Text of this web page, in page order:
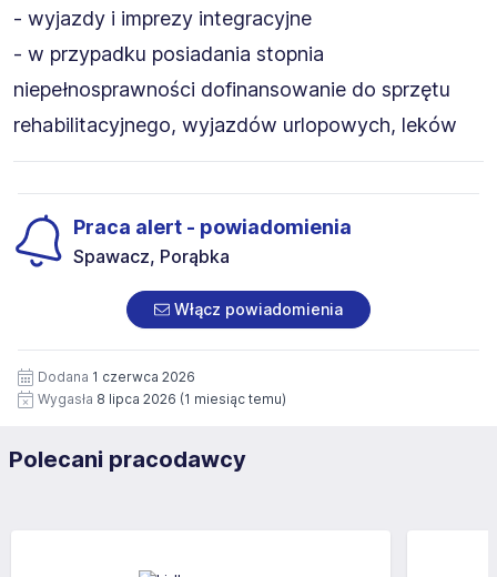
- wyjazdy i imprezy integracyjne
- w przypadku posiadania stopnia
niepełnosprawności dofinansowanie do sprzętu
rehabilitacyjnego, wyjazdów urlopowych, leków
Praca alert - powiadomienia
Spawacz, Porąbka
Włącz powiadomienia
Dodana 1 czerwca 2026
Wygasła 8 lipca 2026 (1 miesiąc temu)
Polecani pracodawcy